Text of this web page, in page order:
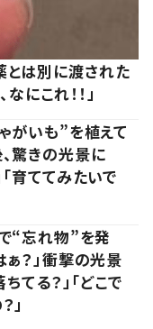
は別に渡された
にこれ！！」
がいも”を植えて
驚きの光景に
「育ててみたいで
“忘れ物”を発
？」衝撃の光景
ちてる？」「どこで
」